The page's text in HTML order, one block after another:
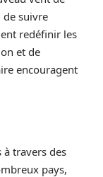
de suivre
redéfinir les
et de
encouragent
à travers des
pays,